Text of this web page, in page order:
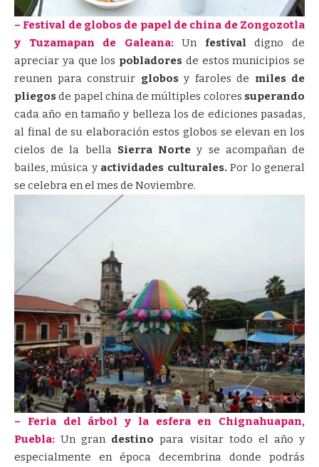
– Festival de globos de papel de china de Zongozotla
y Tuzamapan de Galeana: Un festival digno de
apreciar ya que los pobladores de estos municipios se
reunen para construir globosy faroles de miles de
pliegosde papel china de múltiples colores superando
cada año en tamaño y belleza los de ediciones pasadas,
al final de su elaboración estos globos se elevan en los
cielos de la bella Sierra Norte y se acompañan de
bailes, música y actividades culturales.Por lo general
se celebra en el mes de Noviembre.
– Feria del árbol y la esfera en Chignahuapan,
Puebla: Un gran destino para visitar todo el año y
especialmente en época decembrina donde podrás